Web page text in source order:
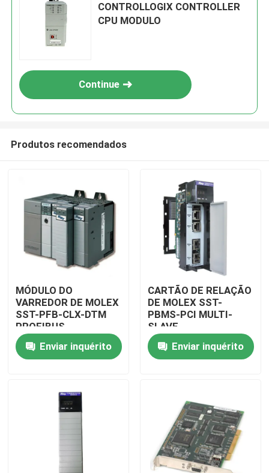
Para casa
CONTROLLOGIX CONTROLLER
CPU MODULO
Continue
Produtos recomendados
MÓDULO DO
VARREDOR DE MOLEX
SST-PFB-CLX-DTM
PROFIBUS
CONTROLLOGIX
Enviar inquérito
CARTÃO DE RELAÇÃO
DE MOLEX SST-
PBMS-PCI MULTI-
SLAVE
Enviar inquérito